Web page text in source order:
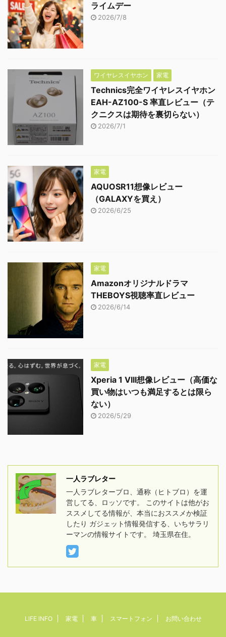
ライムデー
2026/7/8
ワイヤレスイヤホン 家電
Technics完全ワイヤレスイヤホン
EAH-AZ100-S 率直レビュー（テ
クニクスは期待を裏切らない）
2026/7/1
家電
AQUOSR11想像レビュー
（GALAXYを買え）
2026/6/25
家電
Amazonオリジナルドラマ
THEBOYS視聴率直レビュー
2026/6/14
家電
Xperia 1 VIII想像レビュー（高価な
買い物はいつも満足するとは限ら
ない）
2026/5/29
一人ラブレター
一人ラブレターブロ、通称（ヒトブロ）を運
営してる、ロッソです。 このサイトは他がお
ススメしてる情報が、本当におススメか検証
したり ガジェット情報発信する、いちサラリ
ーマンの情報サイトです。 埼玉県在住。
LIFE INFO 家電 車 スマートフォン お問い合わせ